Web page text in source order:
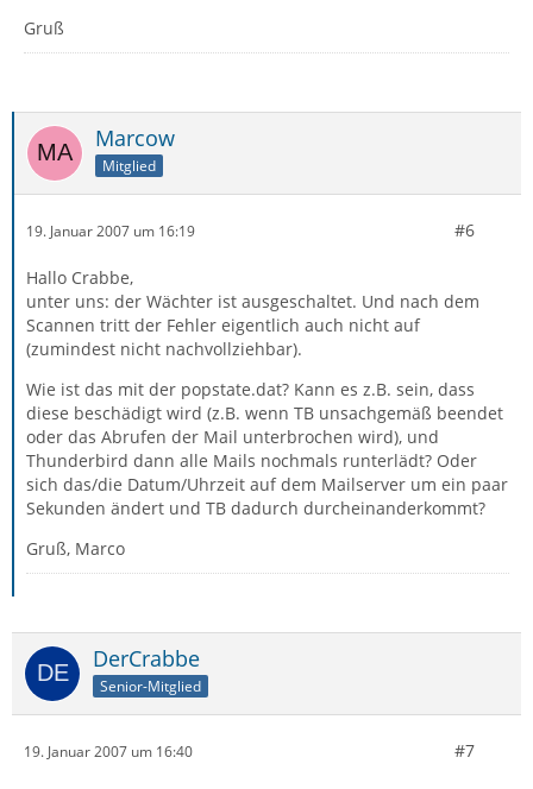
Gruß
Marcow
Mitglied
19. Januar 2007 um 16:19 #6
Hallo Crabbe,
unter uns: der Wächter ist ausgeschaltet. Und nach dem
Scannen tritt der Fehler eigentlich auch nicht auf
(zumindest nicht nachvollziehbar).
Wie ist das mit der popstate.dat? Kann es z.B. sein, dass
diese beschädigt wird (z.B. wenn TB unsachgemäß beendet
oder das Abrufen der Mail unterbrochen wird), und
Thunderbird dann alle Mails nochmals runterlädt? Oder
sich das/die Datum/Uhrzeit auf dem Mailserver um ein paar
Sekunden ändert und TB dadurch durcheinanderkommt?
Gruß, Marco
DerCrabbe
Senior-Mitglied
19. Januar 2007 um 16:40 #7